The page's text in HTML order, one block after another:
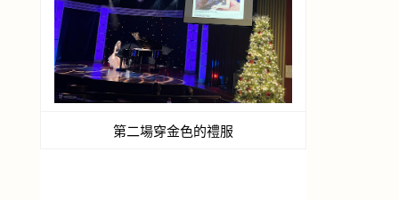
第二場穿金色的禮服